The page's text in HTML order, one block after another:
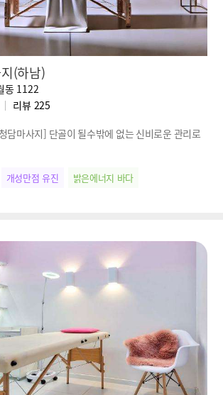
(하남)
동 1122
리뷰 225
담마사지] 단골이 될수밖에 없는 신비로운 관리로
개성만점 유진 밝은에너지 바다